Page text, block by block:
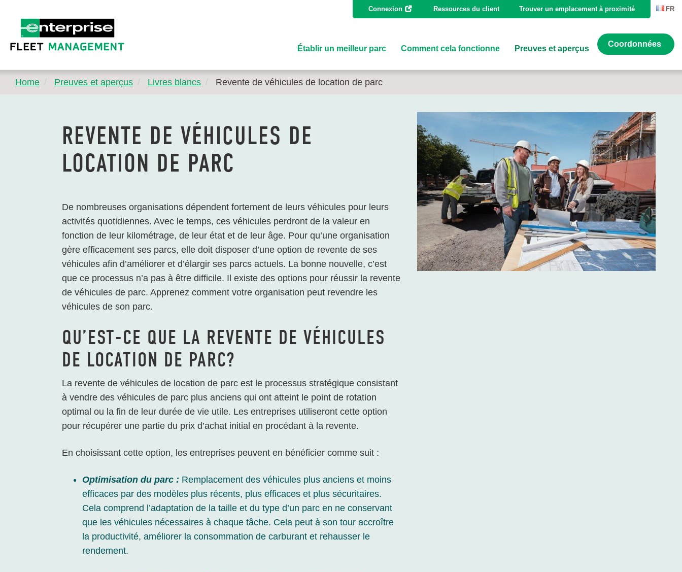
Connexion Ressources du client Trouver un emplacement à proximité FR
Établir un meilleur parc Comment cela fonctionne Preuves et aperçus
Coordonnées
Home Preuves et aperçus Livres blancs Revente de véhicules de location de parc
REVENTE DE VÉHICULES DE
LOCATION DE PARC
De nombreuses organisations dépendent fortement de leurs véhicules pour leurs
activités quotidiennes. Avec le temps, ces véhicules perdront de la valeur en
fonction de leur kilométrage, de leur état et de leur âge. Pour qu’une organisation
gère efficacement ses parcs, elle doit disposer d’une option de revente de ses
véhicules afin d’améliorer et d’élargir ses parcs actuels. La bonne nouvelle, c’est
que ce processus n’a pas à être difficile. Il existe des options pour réussir la revente
de véhicules de parc. Apprenez comment votre organisation peut revendre les
véhicules de son parc.
QU’EST-CE QUE LA REVENTE DE VÉHICULES
DE LOCATION DE PARC?
La revente de véhicules de location de parc est le processus stratégique consistant
à vendre des véhicules de parc plus anciens qui ont atteint le point de rotation
optimal ou la fin de leur durée de vie utile. Les entreprises utiliseront cette option
pour récupérer une partie du prix d’achat initial en procédant à la revente.
En choisissant cette option, les entreprises peuvent en bénéficier comme suit :
Optimisation du parc : Remplacement des véhicules plus anciens et moins
efficaces par des modèles plus récents, plus efficaces et plus sécuritaires.
Cela comprend l’adaptation de la taille et du type d’un parc en ne conservant
que les véhicules nécessaires à chaque tâche. Cela peut à son tour accroître
la productivité, améliorer la consommation de carburant et rehausser le
rendement.